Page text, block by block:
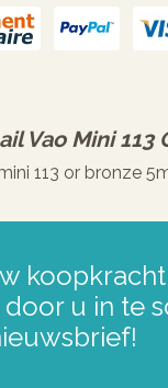
Vao Mini 113
113 or bronze
u in te